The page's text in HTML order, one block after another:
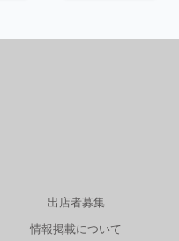
出店者募集
情報掲載について